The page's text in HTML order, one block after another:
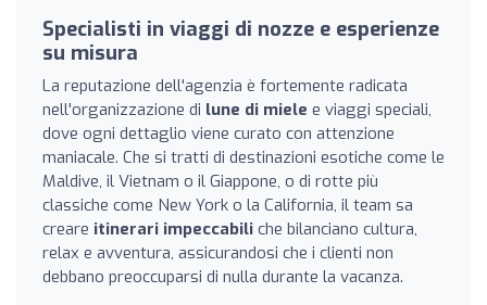
Specialisti in viaggi di nozze e esperienze
su misura
La reputazione dell'agenzia è fortemente radicata
nell'organizzazione di lune di miele e viaggi speciali,
dove ogni dettaglio viene curato con attenzione
maniacale. Che si tratti di destinazioni esotiche come le
Maldive, il Vietnam o il Giappone, o di rotte più
classiche come New York o la California, il team sa
creare itinerari impeccabili che bilanciano cultura,
relax e avventura, assicurandosi che i clienti non
debbano preoccuparsi di nulla durante la vacanza.